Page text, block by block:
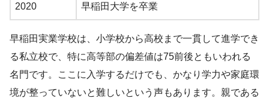
2020 早稲田大学を卒業
早稲田実業学校は、小学校から高校まで一貫して進学でき
る私立校で、特に高等部の偏差値は75前後ともいわれる
名門です。ここに入学するだけでも、かなり学力や家庭環
境が整っていないと難しいという声もあります。親である